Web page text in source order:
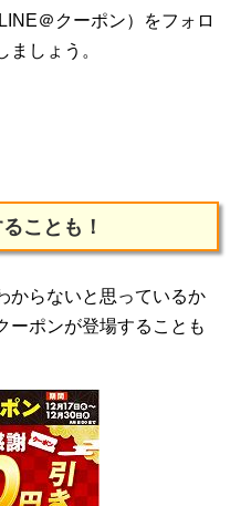
＠クーポン）をフォロ
しょう。
ことも！
からないと思っているか
ーポンが登場することも